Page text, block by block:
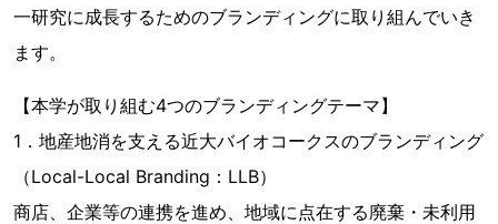
一研究に成長するためのブランディングに取り組んでいき
ます。
【本学が取り組む4つのブランディングテーマ】
1．地産地消を支える近大バイオコークスのブランディング
（Local-Local Branding：LLB）
商店、企業等の連携を進め、地域に点在する廃棄・未利用